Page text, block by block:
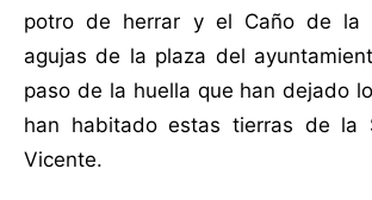
potro de herrar y el Caño de la
agujas de la plaza del
paso de la huella que han dejado
han habitado estas tierras de la
Vicente.